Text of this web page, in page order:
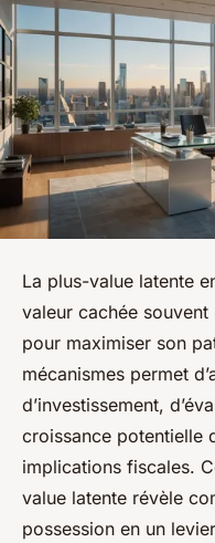
La plus-value latente
valeur cachée
pour maximiser son
mécanismes permet
d’investissement,
croissance potentielle
implications fiscales.
value latente révèle
possession en un